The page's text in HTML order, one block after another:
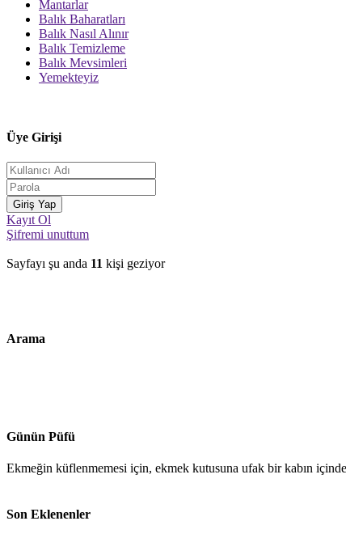
Mantarlar
Balık Baharatları
Balık Nasıl Alınır
Balık Temizleme
Balık Mevsimleri
Yemekteyiz
Üye Girişi
Kayıt Ol
Şifremi unuttum
Sayfayı şu anda 11 kişi geziyor
Arama
Günün Püfü
Ekmeğin küflenmemesi için, ekmek kutusuna ufak bir kabın
Son Eklenenler